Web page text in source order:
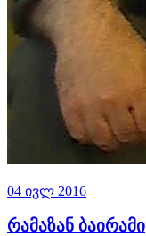
04 ივლ 2016
რამაზან ბაირამი